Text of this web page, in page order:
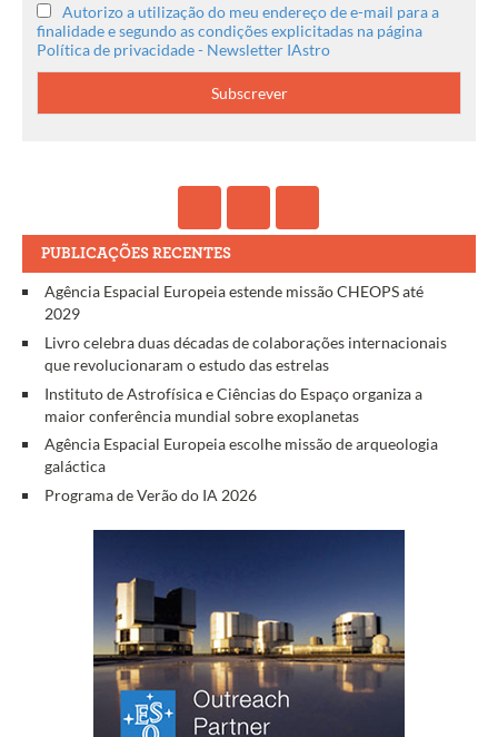
Autorizo a utilização do meu endereço de e-mail para a
finalidade e segundo as condições explicitadas na página
Política de privacidade - Newsletter IAstro
PUBLICAÇÕES RECENTES
Agência Espacial Europeia estende missão CHEOPS até
2029
Livro celebra duas décadas de colaborações internacionais
que revolucionaram o estudo das estrelas
Instituto de Astrofísica e Ciências do Espaço organiza a
maior conferência mundial sobre exoplanetas
Agência Espacial Europeia escolhe missão de arqueologia
galáctica
Programa de Verão do IA 2026